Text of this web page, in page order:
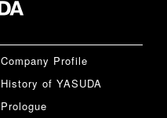
Company Profile
History of YASUDA
Prologue